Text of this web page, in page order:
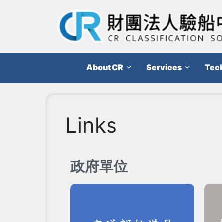
About CR Services
Links
政府單位